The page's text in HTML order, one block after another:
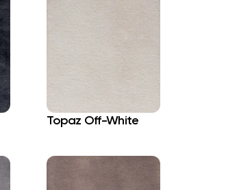
Topaz Off-White